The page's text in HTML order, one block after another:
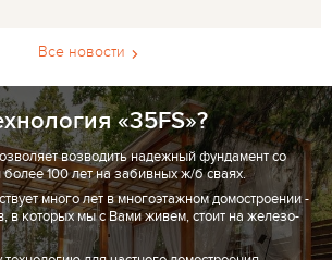
Все новости
«35FS»?
возводить надежный фундамент со
более 100 лет на забивных ж/б сваях.
много лет в многоэтажном домостроении -
в которых мы с Вами живем, стоит на железо-